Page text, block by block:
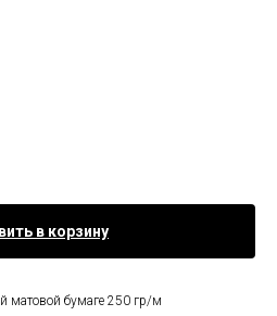
в корзину
матовой бумаге 250 гр/м